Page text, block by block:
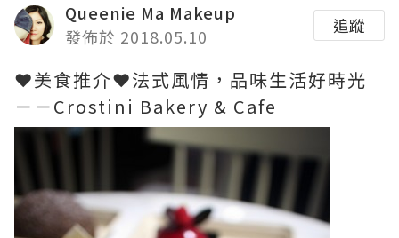
Queenie Ma Makeup
發佈於 2018.05.10
追蹤
❤美食推介❤法式風情，品味生活好時光
－－Crostini Bakery & Cafe